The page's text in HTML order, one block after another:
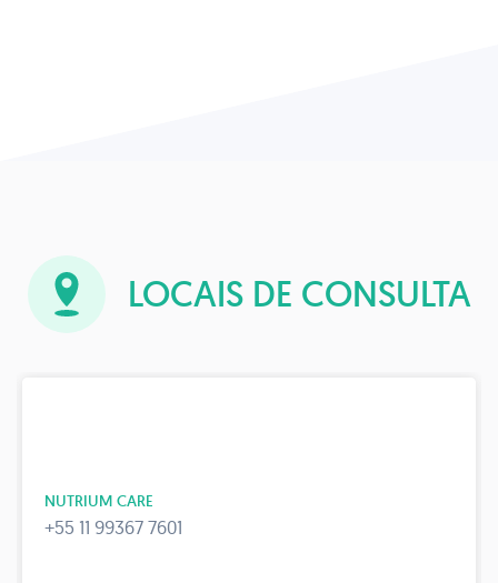
LOCAIS DE CONSULTA
NUTRIUM CARE
+55 11 99367 7601